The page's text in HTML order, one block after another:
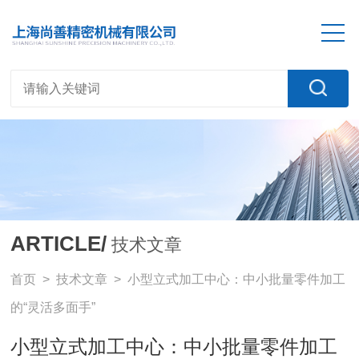
ARTICLE/ 技术文章
首页 >技术文章 > 小型立式加工中心：中小批量零件加工
的“灵活多面手”
小型立式加工中心：中小批量零件加工